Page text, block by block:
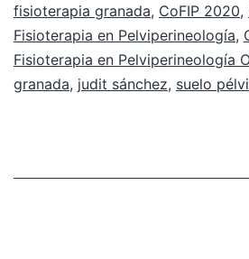
fisioterapia granada, CoFIP 2020,
Fisioterapia en Pelviperineología,
Fisioterapia en Pelviperineología
granada, judit sánchez, suelo